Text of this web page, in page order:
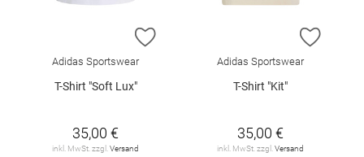
ZUR WUNSCHLISTE HINZUFÜGEN
Adidas Sportswear
T-Shirt "Soft Lux"
35,00 €
inkl. MwSt. zzgl.Versand
ZUR
Adidas Sportswear
T-Shirt "Kit"
35,00 €
inkl. MwSt. zzgl.Versand